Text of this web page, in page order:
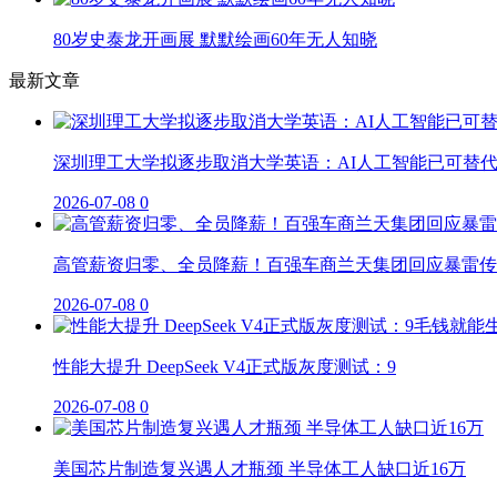
80岁史泰龙开画展 默默绘画60年无人知晓
最新文章
深圳理工大学拟逐步取消大学英语：AI人工智能已可替代
2026-07-08 0
高管薪资归零、全员降薪！百强车商兰天集团回应暴雷
2026-07-08 0
性能大提升 DeepSeek V4正式版灰度测试：9
2026-07-08 0
美国芯片制造复兴遇人才瓶颈 半导体工人缺口近16万